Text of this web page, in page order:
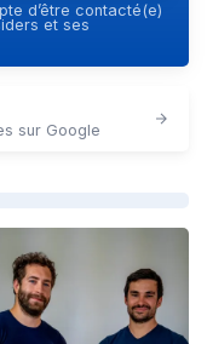
d’être contacté(e)
et ses
sur Google